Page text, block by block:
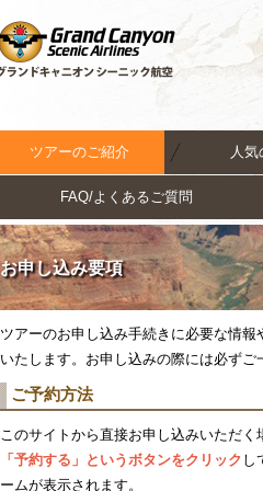
ツアーのご紹介 人気
FAQ/よくあるご質問
お申し込み要項
ツアーのお申し込み手続きに必要な情
いたします。お申し込みの際には必ずご
ご予約方法
このサイトから直接お申し込みいただく
「予約する」というボタンをクリック し
ームが表示されます。